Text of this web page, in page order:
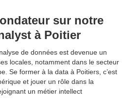
sur notre
à Poitier
de données est devenue un
locales, notamment dans le secteur
Se former à la data à Poitiers, c’est
et jouer un rôle dans la
un métier intellect